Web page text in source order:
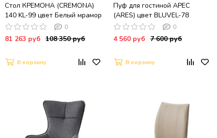
Стол КРЕМОНА (CREMONA)
140 KL-99 цвет Белый мрамор
матовый, итальянская
керамика / ЧЕРНЫЙ, ®DISAUR
0
81 263 руб 108 350 руб
В корзину
Пуф для гостиной АРЕС
(ARES) цвет BLUVEL-78
зеленый / золотой 0
4 560 руб 7 600 руб
В корзину